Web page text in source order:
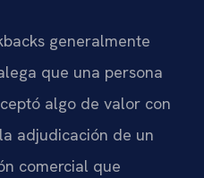
generalmente
que una persona
algo de valor con
adjudicación de un
comercial que